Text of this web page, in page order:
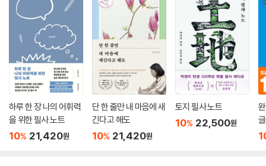
하루 한 장 나의 어휘력
을 위한 필사 노트
10% 21,420원
단 한 줄만 내 마음에 새
긴다고 해도
10% 21,420원
토지 필사 노트
10% 22,500원